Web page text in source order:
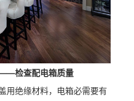
检查配电箱质量
用绝缘材料，电箱必需要有